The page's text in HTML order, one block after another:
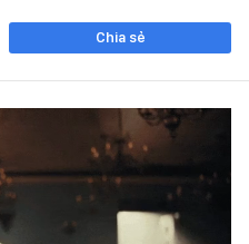
Chia sẻ